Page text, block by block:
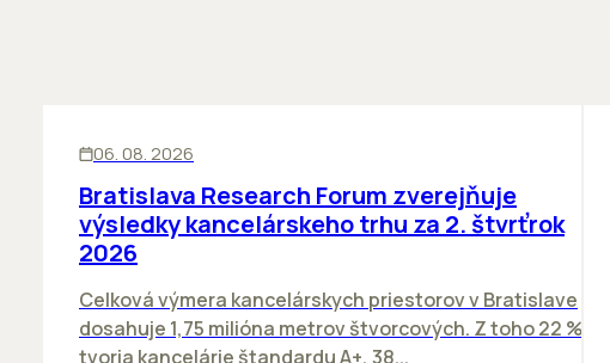
06. 08. 2026
Bratislava Research Forum zverejňuje
výsledky kancelárskeho trhu za 2. štvrťrok
2026
Celková výmera kancelárskych priestorov v Bratislave
dosahuje 1,75 milióna metrov štvorcových. Z toho 22 %
tvoria kancelárie štandardu A+, 38...